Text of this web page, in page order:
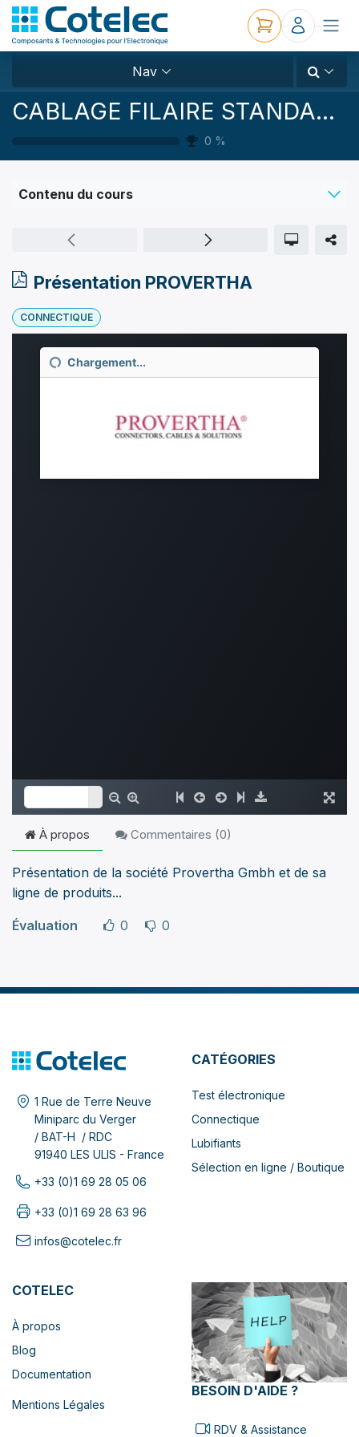
Nav
CABLAGE FILAIRE STANDARD ET CUSTOM
0 %
Contenu du cours
Présentation PROVERTHA
CONNECTIQUE
À propos Commentaires (0)
Présentation de la société Provertha Gmbh et de sa
ligne de produits...
Évaluation 0 0
1 Rue de Terre Neuve
Miniparc du Verger
/ BAT-H / RDC
91940 LES ULIS - France
+33 (0)1 69 28 05 06
+33 (0)1 69 28 63 96
infos@cotelec.fr
CATÉGORIES
Test électronique
Connectique
Lubifiants
Sélection en ligne / Boutique
COTELEC
À propos
Blog
Documentation
Mentions Légales
BESOIN D'AIDE ?
RDV & Assistance